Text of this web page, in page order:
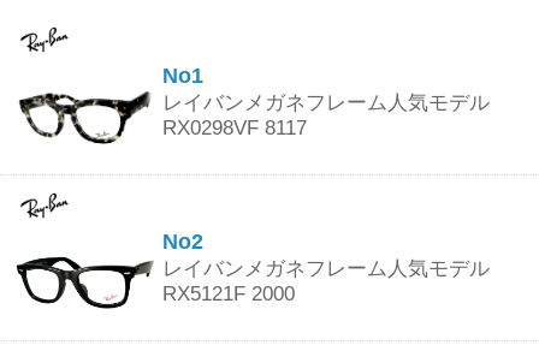
No1
レイバンメガネフレーム人気モデル
RX0298VF 8117
No2
レイバンメガネフレーム人気モデル
RX5121F 2000